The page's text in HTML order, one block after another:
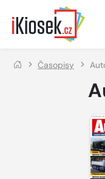
Přejít na hlavní obsah
Časopisy